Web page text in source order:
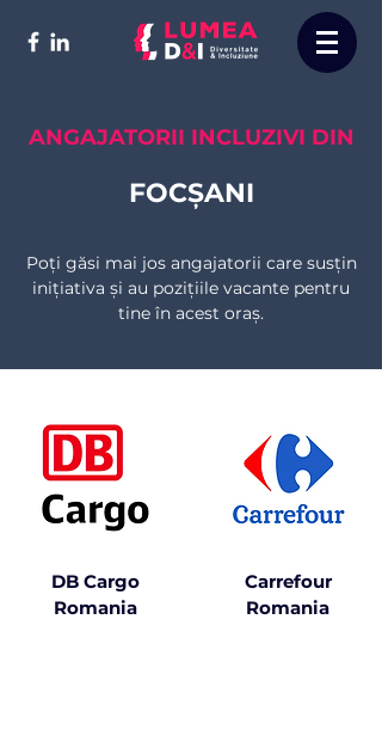
ANGAJATORII INCLUZIVI DIN
FOCȘANI
Poți găsi mai jos angajatorii care susțin
inițiativa și au pozițiile vacante pentru
tine în acest oraș.
DB Cargo
Romania
Carrefour
Romania